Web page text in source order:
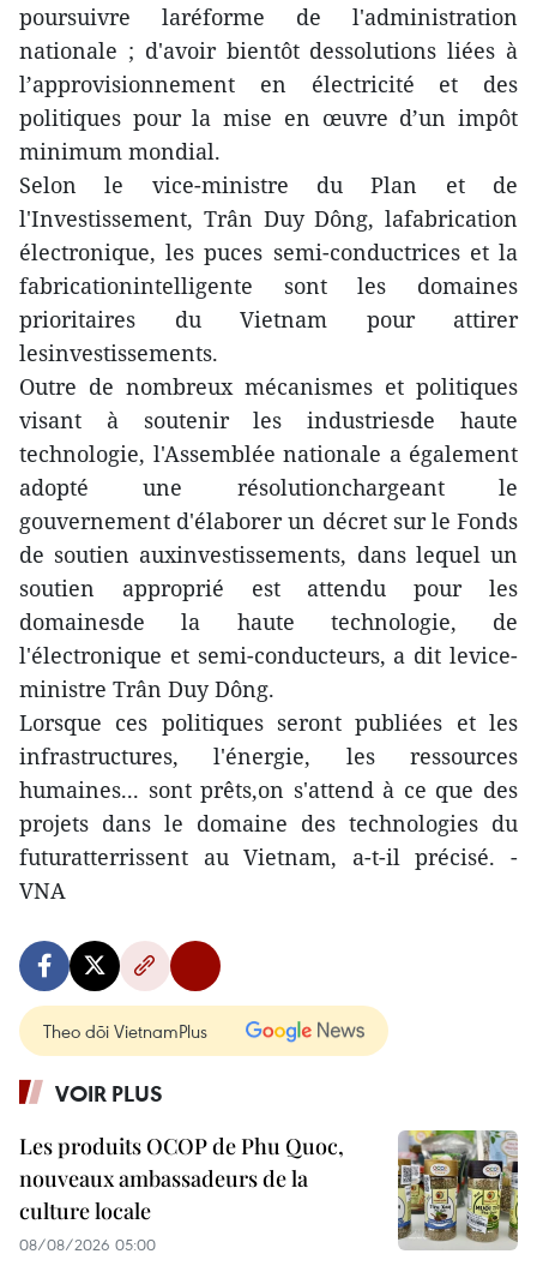
poursuivre laréforme de l'administration
nationale ; d'avoir bientôt dessolutions liées à
l’approvisionnement en électricité et des
politiques pour la mise en œuvre d’un impôt
minimum mondial.
Selon le vice-ministre du Plan et de
l'Investissement, Trân Duy Dông, lafabrication
électronique, les puces semi-conductrices et la
fabricationintelligente sont les domaines
prioritaires du Vietnam pour attirer
lesinvestissements.
Outre de nombreux mécanismes et politiques
visant à soutenir les industriesde haute
technologie, l'Assemblée nationale a également
adopté une résolutionchargeant le
gouvernement d'élaborer un décret sur le Fonds
de soutien auxinvestissements, dans lequel un
soutien approprié est attendu pour les
domainesde la haute technologie, de
l'électronique et semi-conducteurs, a dit levice-
ministre Trân Duy Dông.
Lorsque ces politiques seront publiées et les
infrastructures, l'énergie, les ressources
humaines... sont prêts,on s'attend à ce que des
projets dans le domaine des technologies du
futuratterrissent au Vietnam, a-t-il précisé. -
VNA
Theo dõi VietnamPlus
VOIR PLUS
Les produits OCOP de Phu Quoc,
nouveaux ambassadeurs de la
culture locale
08/08/2026 05:00